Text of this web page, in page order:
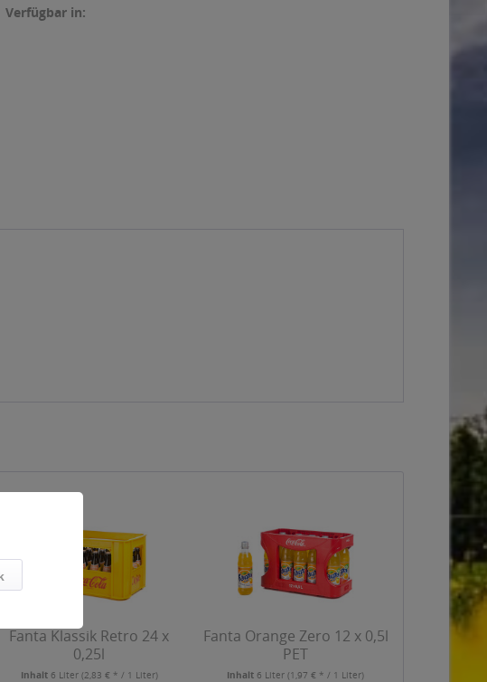
Verfügbar in:
Fanta Klassik Retro 24 x
0,25l
Inhalt 6 Liter (2,83 € * / 1 Liter)
Fanta Orange Zero 12 x 0,5l
PET
Inhalt 6 Liter(1,97 € * / 1 Liter)